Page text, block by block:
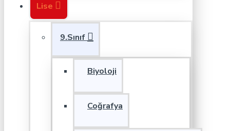
Lise
9.Sınıf
Biyoloji
Coğrafya